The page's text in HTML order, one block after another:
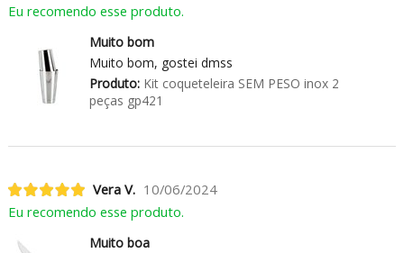
Eu recomendo esse produto.
Muito bom
Muito bom, gostei dmss
Produto:Kit coqueteleira SEM PESO inox 2
peças gp421
Vera V. 10/06/2024
Eu recomendo esse produto.
Muito boa